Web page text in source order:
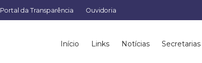
Portal da Transparência Ouvidoria
Início Links Notícias Secretarias